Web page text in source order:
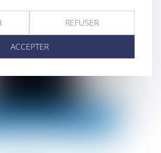
EMPAIN
REFUSER
ACCEPTER